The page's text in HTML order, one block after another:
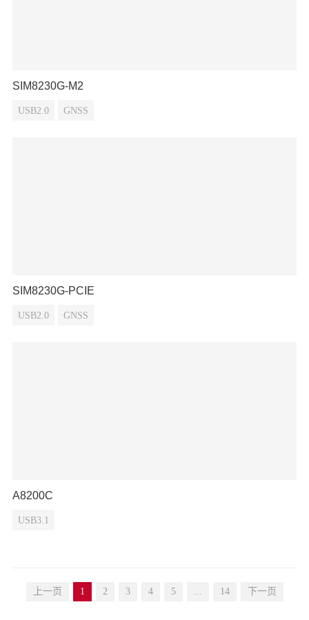
SIM8230G-M2
USB2.0 GNSS
SIM8230G-PCIE
USB2.0 GNSS
A8200C
USB3.1
上一页 1 2 3 4 5 ... 14 下一页